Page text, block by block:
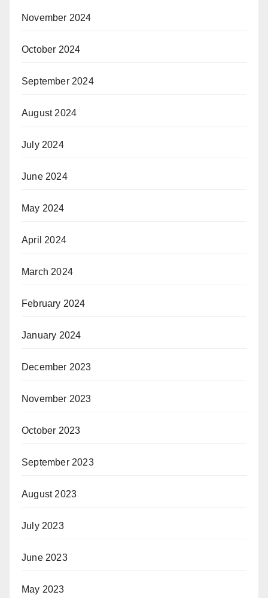
November 2024
October 2024
September 2024
August 2024
July 2024
June 2024
May 2024
April 2024
March 2024
February 2024
January 2024
December 2023
November 2023
October 2023
September 2023
August 2023
July 2023
June 2023
May 2023